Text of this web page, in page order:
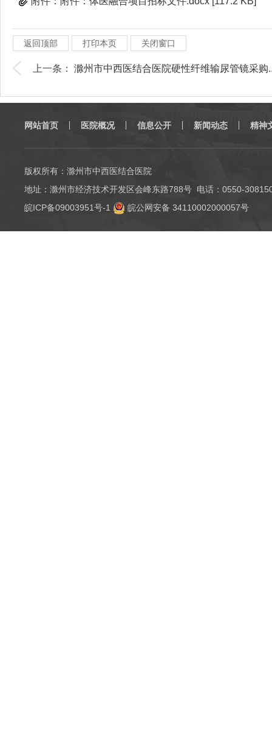
返回顶部 打印本页 关闭窗口
上一条： 滁州市中西医结合医院硬性纤维输尿管镜采购
网站首页 医院概况 信息公开 新闻动态 精神
版权所有：滁州市中西医结合医院
地址：滁州市经济技术开发区会峰东路788号 电话：0550-
皖ICP备09003951号-1
皖公网安备 34110002000057号